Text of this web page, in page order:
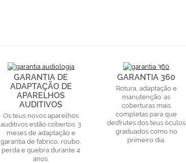
GARANTIA DE
ADAPTAÇÃO DE
APARELHOS
AUDITIVOS
Os teus novos aparelhos
auditivos estão cobertos: 3
meses de adaptação e
garantia de fabrico, roubo,
perda e quebra durante 4
anos.
GARANTIA 360
Rotura, adaptação e
manutenção: as
coberturas mais
completas para que
desfrutes dos teus óculos
graduados como no
primeiro dia.